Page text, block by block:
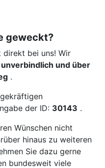
geweckt?
direkt bei uns! Wir
und über
.
der ID: 30143 .
Wünschen nicht
hinaus zu weiteren
Sie dazu gerne
bundesweit viele